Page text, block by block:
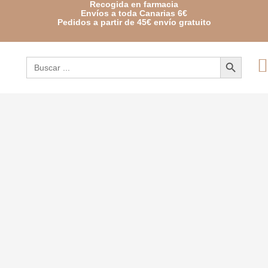
Recogida en farmacia
Envíos a toda Canarias 6€
Pedidos a partir de 45€ envío gratuito
Buscar: Botón de búsqueda